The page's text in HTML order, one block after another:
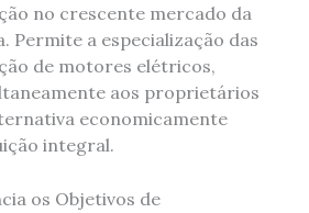
no crescente mercado da
Permite a especialização das
de motores elétricos,
aos proprietários
economicamente
integral.
os Objetivos de